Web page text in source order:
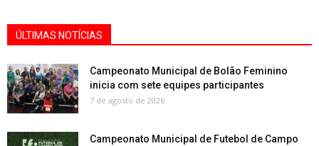
ÚLTIMAS NOTÍCIAS
Campeonato Municipal de Bolão Feminino
inicia com sete equipes participantes
7 de agosto de 2026
Campeonato Municipal de Futebol de Campo